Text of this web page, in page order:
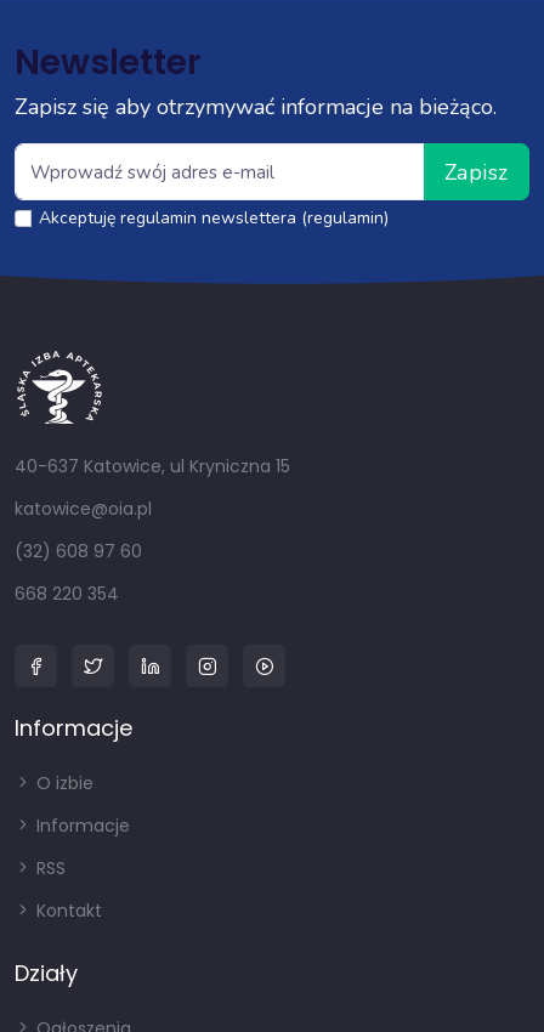
Newsletter
Zapisz się aby otrzymywać informacje na bieżąco.
Zapisz
Akceptuję regulamin newslettera (regulamin)
40-637 Katowice, ul Kryniczna 15
katowice@oia.pl
(32) 608 97 60
668 220 354
Informacje
O izbie
Informacje
RSS
Kontakt
Działy